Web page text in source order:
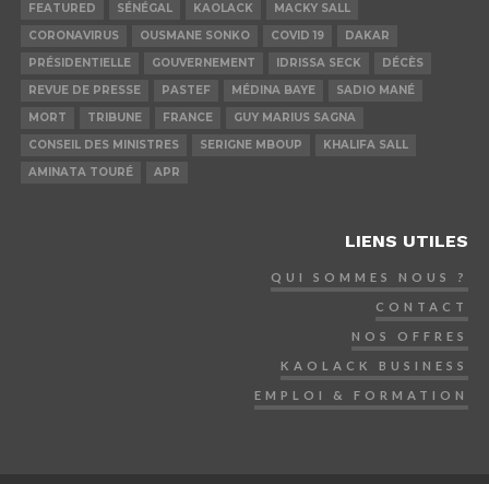
FEATURED SÉNÉGAL KAOLACK
MACKY SALL
CORONAVIRUS
OUSMANE SONKO COVID 19
DAKAR
PRÉSIDENTIELLE
GOUVERNEMENT IDRISSA SECK
DÉCÈS
REVUE DE PRESSE
PASTEF MÉDINA BAYE
SADIO MANÉ
MORT
TRIBUNE FRANCE
GUY MARIUS SAGNA
CONSEIL DES MINISTRES
SERIGNE MBOUP
KHALIFA SALL
AMINATA TOURÉ
APR
LIENS UTILES
QUI SOMMES NOUS ?
CONTACT
NOS OFFRES
KAOLACK BUSINESS
EMPLOI & FORMATION